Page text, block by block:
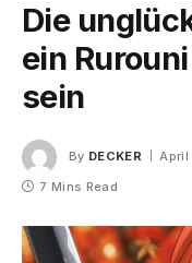
Die
ein
sein
By DECKER April
7 Mins Read